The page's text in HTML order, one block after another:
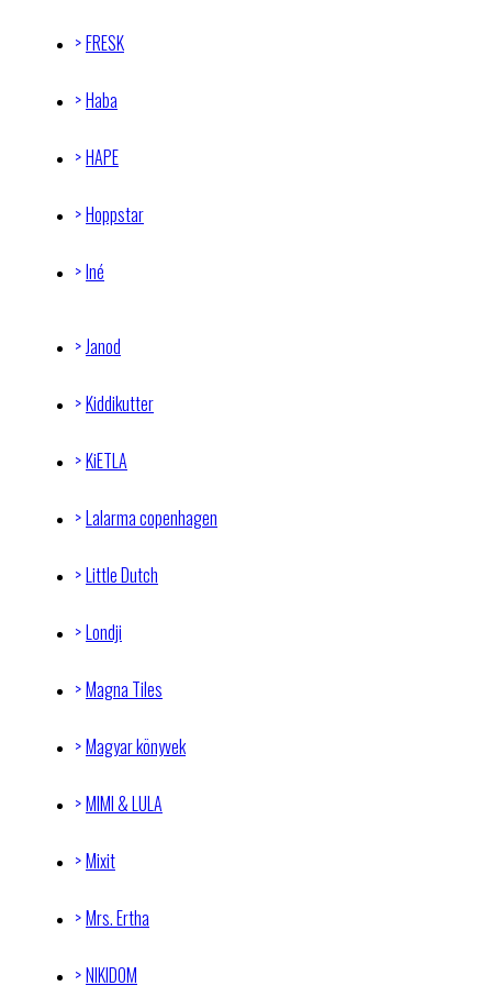
FRESK
Haba
HAPE
Hoppstar
Iné
Janod
Kiddikutter
KiETLA
Lalarma copenhagen
Little Dutch
Londji
Magna Tiles
Magyar könyvek
MIMI & LULA
Mixit
Mrs. Ertha
NIKIDOM